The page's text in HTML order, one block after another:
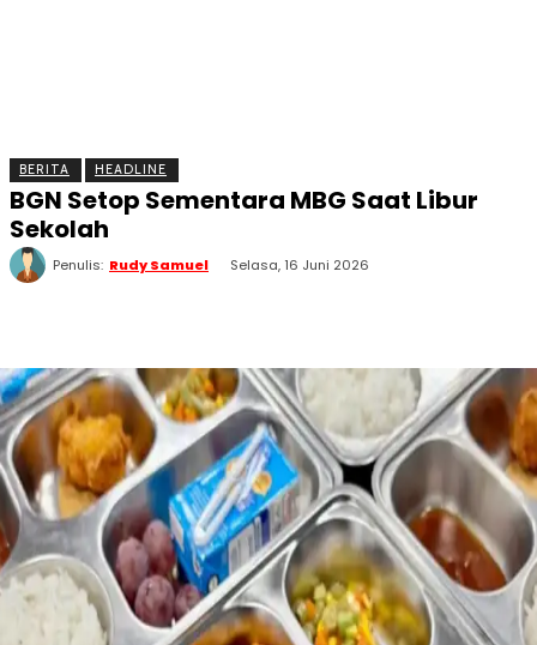
BERITA HEADLINE
BGN Setop Sementara MBG Saat Libur
Sekolah
Penulis: Rudy Samuel Selasa, 16 Juni 2026